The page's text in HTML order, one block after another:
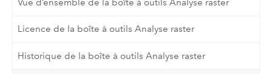
Vue d’ensemble de la boîte à outils Analyse raster
Licence de la boîte à outils Analyse raster
Historique de la boîte à outils Analyse raster